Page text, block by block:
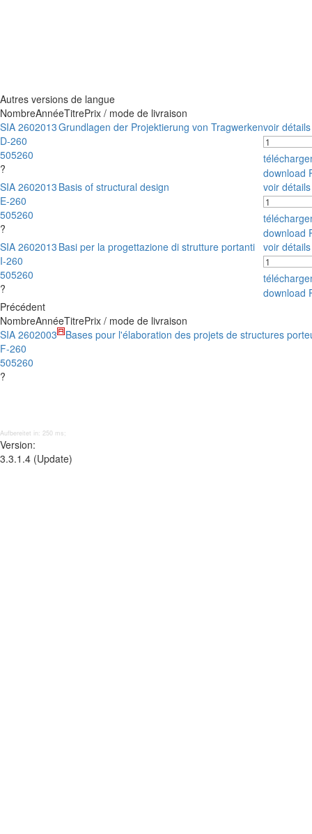
Autres versions de langue
NombreAnnéeTitrePrix / mode de livraison
SIA 260
D-260
505260
?
2013Grundlagen der Projektierung von Tragwerkenvoir détails
download
SIA 260
E-260
505260
?
2013 Basis of structural design voir détails
download
SIA 260
I-260
505260
?
2013 Basi per la progettazione di strutture portanti voir détails
download
Précédent
NombreAnnéeTitrePrix / mode de livraison
SIA 260
F-260
505260
?
2003 Bases pour l'élaboration des projets de structures
Aufbereitet in: 250 ms;
Version:
3.3.1.4 (Update)